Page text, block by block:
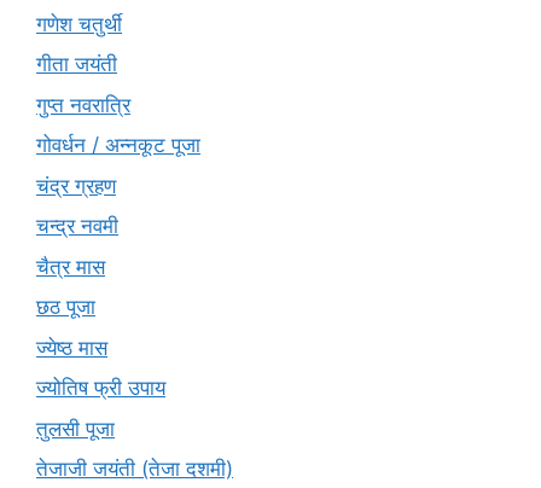
गणेश चतुर्थी
गीता जयंती
गुप्त नवरात्रि
गोवर्धन / अन्नकूट पूजा
चंद्र ग्रहण
चन्द्र नवमी
चैत्र मास
छठ पूजा
ज्येष्ठ मास
ज्योतिष फ्री उपाय
तुलसी पूजा
तेजाजी जयंती (तेजा दशमी)